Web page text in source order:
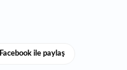
Facebook ile paylaş